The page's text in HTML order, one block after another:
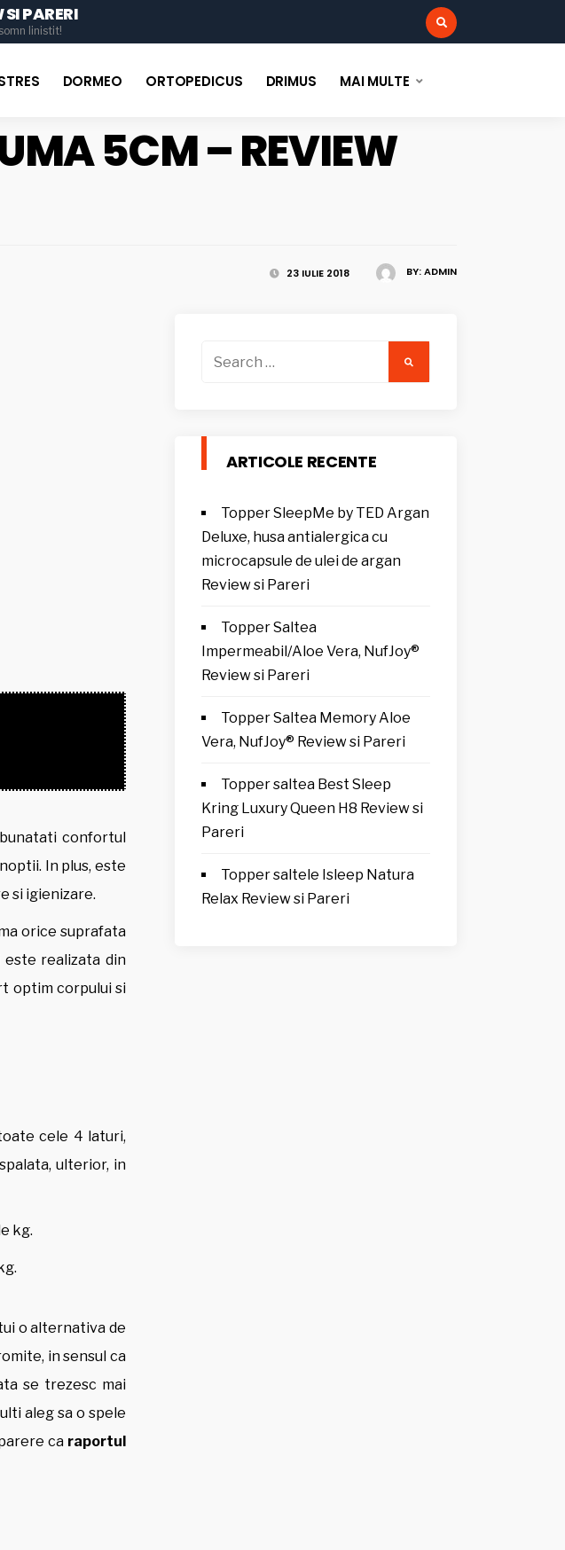
SI PARERI
linistit!
DORMEO ORTOPEDICUS DRIMUS MAI MULTE
5CM – REVIEW
BY:ADMIN
23 IULIE 2018
confortul
In plus, este
si igienizare.
orice suprafata
realizata din
optim corpului si
cele 4 laturi,
ulterior, in
kg.
o alternativa de
in sensul ca
se trezesc mai
aleg sa o spele
ca raportul
ARTICOLE RECENTE
Topper SleepMe by TED Argan
Deluxe, husa antialergica cu
microcapsule de ulei de argan
Review si Pareri
Topper Saltea
Impermeabil/Aloe Vera, NufJoy®
Review si Pareri
Topper Saltea Memory Aloe
Vera, NufJoy® Review si Pareri
Topper saltea Best Sleep
Kring Luxury Queen H8 Review si
Pareri
Topper saltele Isleep Natura
Relax Review si Pareri